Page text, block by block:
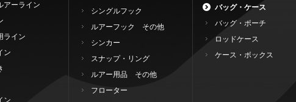
アーライン
ライン
ン
ン
シングルフック
ルアーフック その他
シンカー
スナップ・リング
ルアー用品 その他
フローター
バッグ・ケース
バッグ・ポーチ
ロッドケース
ケース・ボックス